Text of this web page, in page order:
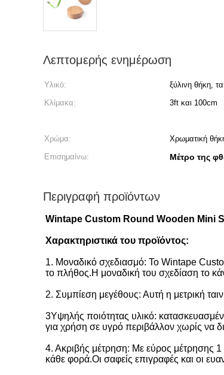
Λεπτομερής ενημέρωση
Υλικό: ξύλινη θήκη,
Κλίμακα:
3ft και 100cm
Χρώμα:
Χρωματική
Επισημαίνω:
Μέτρο της
Περιγραφή προϊόντων
Wintape Custom Round Wooden Mini
Χαρακτηριστικά του προϊόντος:
1. Μοναδικό σχεδιασμό: Το Wintape
το πλήθος.Η μοναδική του σχεδίαση το
2. Συμπίεση μεγέθους: Αυτή η μετρική
3Υψηλής ποιότητας υλικό:
για χρήση σε υγρό περιβάλλον χωρίς να
4. Ακριβής μέτρηση: Με εύρος μέτρησης
κάθε φορά.Οι σαφείς επιγραφές και οι